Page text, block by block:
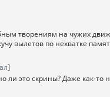
творениям на чужих
вылетов по нехватке
]
ли это скрины? Даже как-